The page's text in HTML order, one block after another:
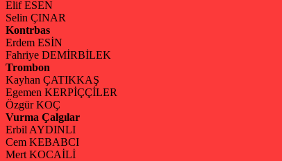
Elif ESEN
Selin ÇINAR
Kontrbas
Erdem ESİN
Fahriye DEMİRBİLEK
Trombon
Kayhan ÇATIKKAŞ
Egemen KERPİÇÇİLER
Özgür KOÇ
Vurma Çalgılar
Erbil AYDINLI
Cem KEBABCI
Mert KOCAİLİ